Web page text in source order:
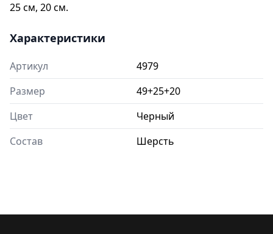
25 см, 20 см.
Характеристики
Артикул
4979
Размер
49+25+20
Цвет
Черный
Состав
Шерсть